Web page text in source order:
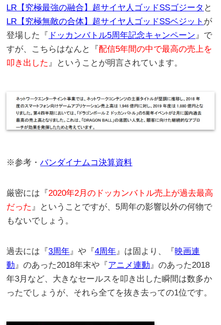
LR【究極最強の融合】超サイヤ人ゴッドSSゴジータ と
LR【究極無敵の合体】超サイヤ人ゴッドSSベジット が
登場した『 ドッカンバトル5周年記念キャンペーン』で
すが、こちらはなんと『配信5年間の中で最高の売上を
叩き出した 』ということが明言されています。
※参考・バンダイナムコ決算資料
厳密には『2020年2月のドッカンバトル売上が過去最高
だった 』ということですが、5周年の影響以外の何物で
もないでしょう。
過去には『3周年 』や『4周年 』は固より、『映画連
動 』のあった2018年末や『アニメ連動 』のあった2018
年3月など、大きなセールスを叩き出した瞬間は数多か
ったでしょうが、それら全てを抜き去っての1位です。